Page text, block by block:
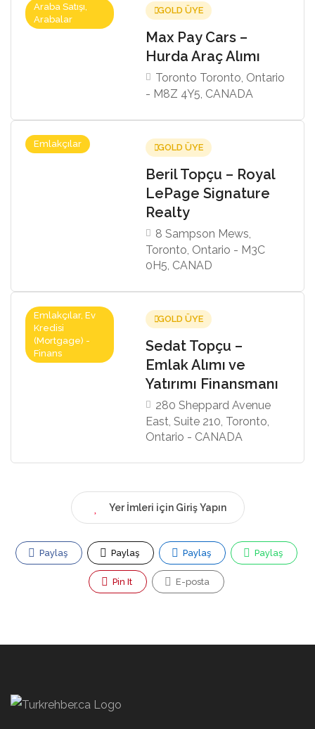
Araba Satışı,
Arabalar
GOLD ÜYE
Max Pay Cars –
Hurda Araç Alımı
Toronto Toronto, Ontario
- M8Z 4Y5, CANADA
Emlakçılar GOLD ÜYE
Beril Topçu – Royal
LePage Signature
Realty
8 Sampson Mews,
Toronto, Ontario - M3C
0H5, CANAD
Emlakçılar, Ev
Kredisi
(Mortgage) -
Finans
GOLD ÜYE
Sedat Topçu –
Emlak Alımı ve
Yatırımı Finansmanı
280 Sheppard Avenue
East, Suite 210, Toronto,
Ontario - CANADA
Yer İmleri için Giriş Yapın
Paylaş Paylaş Paylaş Paylaş
Pin It E-posta